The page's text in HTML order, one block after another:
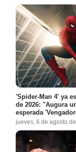
'Spider-Man 4' ya
de 2026: "Augura
esperada
jueves, 6 de agosto